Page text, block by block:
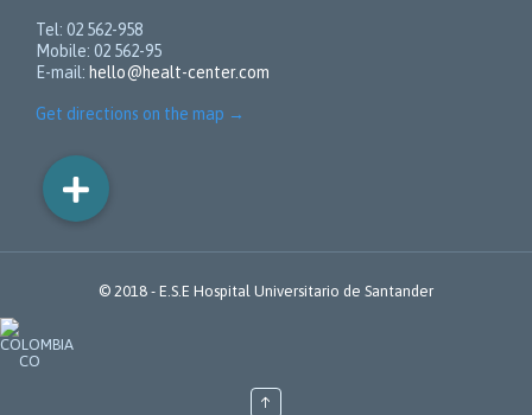
Tel: 02 562-958
Mobile: 02 562-95
E-mail: hello@healt-center.com
Get directions on the map →
© 2018 - E.S.E Hospital Universitario de Santander
↑